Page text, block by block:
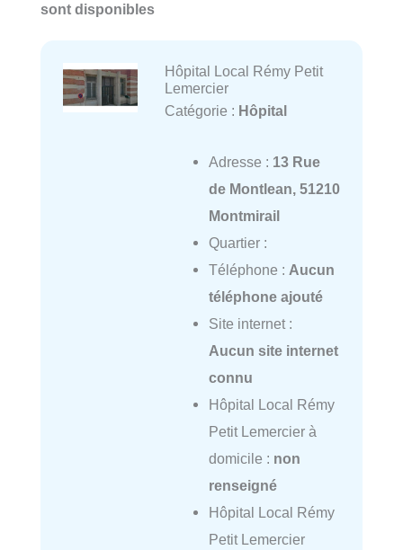
sont disponibles
Hôpital Local Rémy Petit
Lemercier
Catégorie : Hôpital
Adresse : 13 Rue
de Montlean, 51210
Montmirail
Quartier :
Téléphone : Aucun
téléphone ajouté
Site internet :
Aucun site internet
connu
Hôpital Local Rémy
Petit Lemercier à
domicile : non
renseigné
Hôpital Local Rémy
Petit Lemercier